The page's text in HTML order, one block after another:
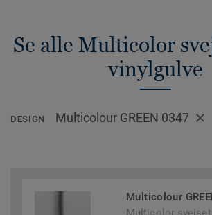
Se alle Multicolor
vinylgulve
DESIGN Multicolour GREEN 0347
Multicolour